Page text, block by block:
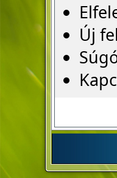
Új